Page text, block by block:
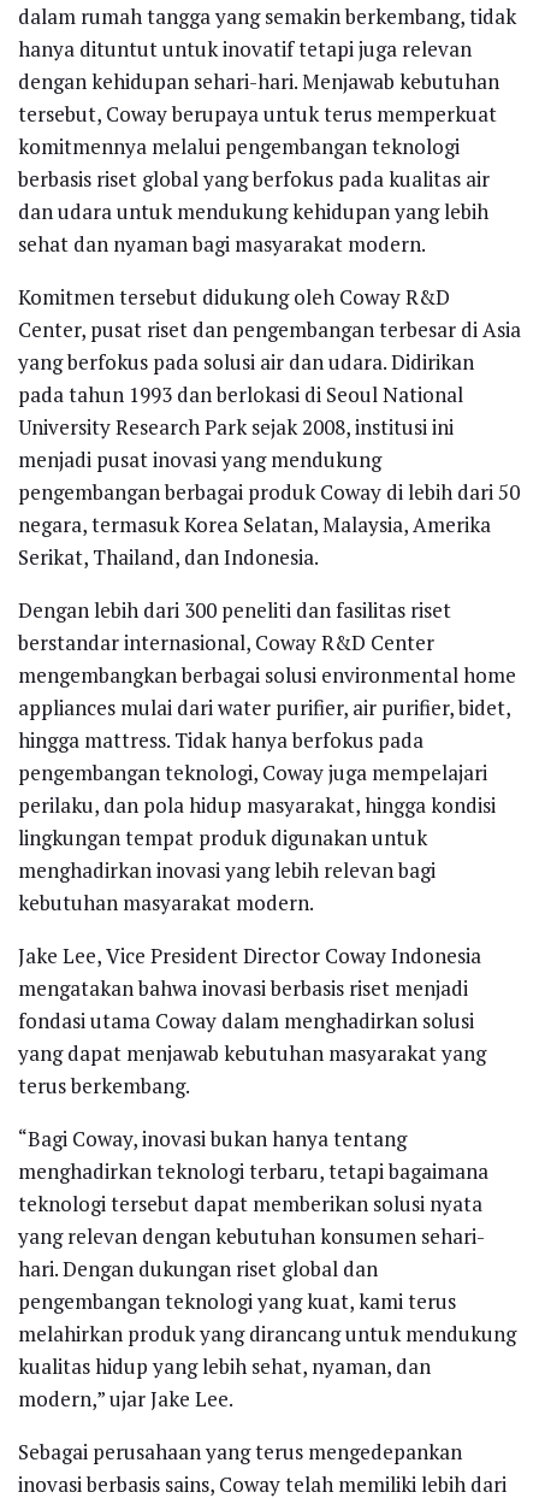
dalam rumah tangga yang semakin berkembang, tidak
hanya dituntut untuk inovatif tetapi juga relevan
dengan kehidupan sehari-hari. Menjawab kebutuhan
tersebut, Coway berupaya untuk terus memperkuat
komitmennya melalui pengembangan teknologi
berbasis riset global yang berfokus pada kualitas air
dan udara untuk mendukung kehidupan yang lebih
sehat dan nyaman bagi masyarakat modern.
Komitmen tersebut didukung oleh Coway R&D
Center, pusat riset dan pengembangan terbesar di Asia
yang berfokus pada solusi air dan udara. Didirikan
pada tahun 1993 dan berlokasi di Seoul National
University Research Park sejak 2008, institusi ini
menjadi pusat inovasi yang mendukung
pengembangan berbagai produk Coway di lebih dari 50
negara, termasuk Korea Selatan, Malaysia, Amerika
Serikat, Thailand, dan Indonesia.
Dengan lebih dari 300 peneliti dan fasilitas riset
berstandar internasional, Coway R&D Center
mengembangkan berbagai solusi environmental home
appliances mulai dari water purifier, air purifier, bidet,
hingga mattress. Tidak hanya berfokus pada
pengembangan teknologi, Coway juga mempelajari
perilaku, dan pola hidup masyarakat, hingga kondisi
lingkungan tempat produk digunakan untuk
menghadirkan inovasi yang lebih relevan bagi
kebutuhan masyarakat modern.
Jake Lee, Vice President Director Coway Indonesia
mengatakan bahwa inovasi berbasis riset menjadi
fondasi utama Coway dalam menghadirkan solusi
yang dapat menjawab kebutuhan masyarakat yang
terus berkembang.
“Bagi Coway, inovasi bukan hanya tentang
menghadirkan teknologi terbaru, tetapi bagaimana
teknologi tersebut dapat memberikan solusi nyata
yang relevan dengan kebutuhan konsumen sehari-
hari. Dengan dukungan riset global dan
pengembangan teknologi yang kuat, kami terus
melahirkan produk yang dirancang untuk mendukung
kualitas hidup yang lebih sehat, nyaman, dan
modern,” ujar Jake Lee.
Sebagai perusahaan yang terus mengedepankan
inovasi berbasis sains, Coway telah memiliki lebih dari